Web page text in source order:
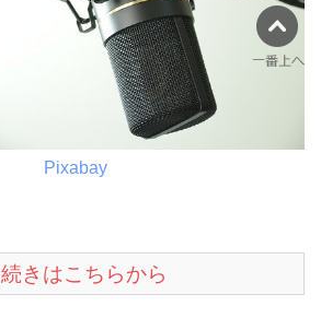
Pixabay
きはこちらから